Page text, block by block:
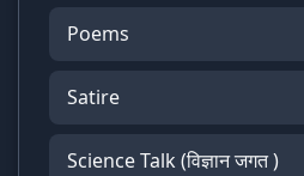
Poems
Satire
Science Talk (विज्ञान जगत )